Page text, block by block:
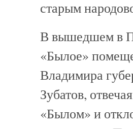
старым
В вышедшем в
«Былое»
Владимира
Зубатов,
«Былом» и